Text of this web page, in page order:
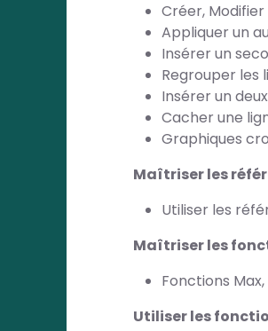
Créer, Modifier
Appliquer un
Insérer un
Regrouper les
Insérer un
Cacher une
Graphiques
Maîtriser les
Utiliser les
Maîtriser les
Fonctions Max,
Utiliser les